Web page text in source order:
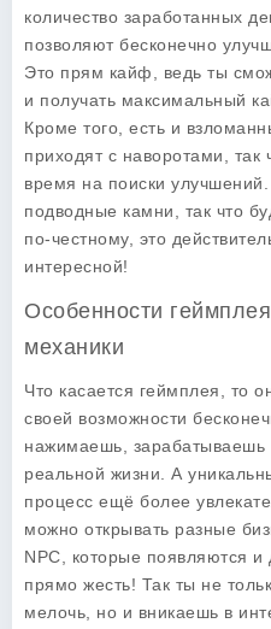
количество заработанных
позволяют бесконечно
Это прям кайф, ведь ты
и получать максимальный
Кроме того, есть и
приходят с наворотами, так
время на поиски улучшений.
подводные камни, так что
по-честному, это
интересной!
Особенности
механики
Что касается геймплея , то
своей возможности
нажимаешь, зарабатываешь
реальной жизни. А
процесс ещё более
можно открывать разные
NPC, которые появляются
прямо жесть! Так ты не
мелочь, но и вникаешь в